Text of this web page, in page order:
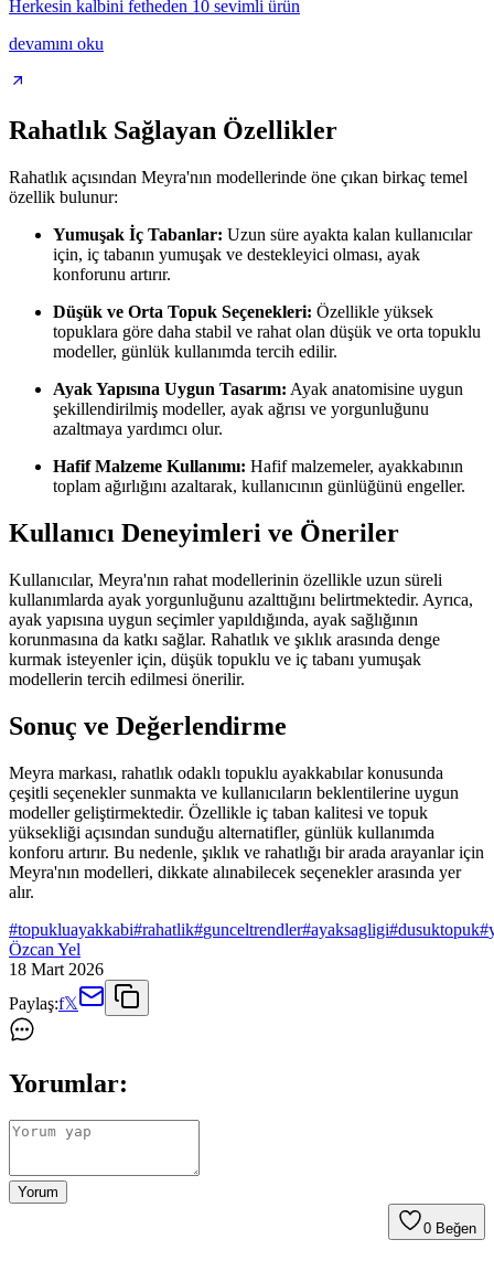
Herkesin kalbini fetheden 10 sevimli ürün
devamını oku
Rahatlık Sağlayan Özellikler
Rahatlık açısından Meyra'nın modellerinde öne çıkan birkaç temel
özellik bulunur:
Yumuşak İç Tabanlar: Uzun süre ayakta kalan kullanıcılar
için, iç tabanın yumuşak ve destekleyici olması, ayak
konforunu artırır.
Düşük ve Orta Topuk Seçenekleri: Özellikle yüksek
topuklara göre daha stabil ve rahat olan düşük ve orta topuklu
modeller, günlük kullanımda tercih edilir.
Ayak Yapısına Uygun Tasarım: Ayak anatomisine uygun
şekillendirilmiş modeller, ayak ağrısı ve yorgunluğunu
azaltmaya yardımcı olur.
Hafif Malzeme Kullanımı: Hafif malzemeler, ayakkabının
toplam ağırlığını azaltarak, kullanıcının günlüğünü engeller.
Kullanıcı Deneyimleri ve Öneriler
Kullanıcılar, Meyra'nın rahat modellerinin özellikle uzun süreli
kullanımlarda ayak yorgunluğunu azalttığını belirtmektedir. Ayrıca,
ayak yapısına uygun seçimler yapıldığında, ayak sağlığının
korunmasına da katkı sağlar. Rahatlık ve şıklık arasında denge
kurmak isteyenler için, düşük topuklu ve iç tabanı yumuşak
modellerin tercih edilmesi önerilir.
Sonuç ve Değerlendirme
Meyra markası, rahatlık odaklı topuklu ayakkabılar konusunda
çeşitli seçenekler sunmakta ve kullanıcıların beklentilerine uygun
modeller geliştirmektedir. Özellikle iç taban kalitesi ve topuk
yüksekliği açısından sunduğu alternatifler, günlük kullanımda
konforu artırır. Bu nedenle, şıklık ve rahatlığı bir arada arayanlar için
Meyra'nın modelleri, dikkate alınabilecek seçenekler arasında yer
alır.
#topukluayakkabi#rahatlik#gunceltrendler#ayaksagligi#dusuktopuk#
Özcan Yel
18 Mart 2026
Paylaş:f𝕏
Yorumlar:
Yorum
0 Beğen